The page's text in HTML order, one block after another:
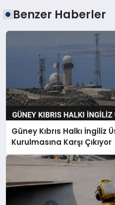
Benzer Haberler
Güney Kıbrıs Halkı İngiliz
Kurulmasına Karşı Çıkıyor